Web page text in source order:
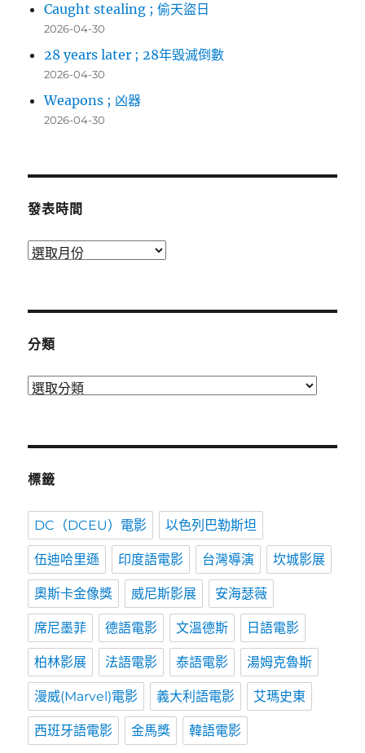
Caught stealing ; 偷天盜日
2026-04-30
28 years later ; 28年毀滅倒數
2026-04-30
Weapons ; 凶器
2026-04-30
發表時間
發
分類
分
標籤
DC（DCEU）電影 以色列巴勒斯坦
伍迪哈里遜 印度語電影 台灣導演 坎城影展
奧斯卡金像獎 威尼斯影展 安海瑟薇
席尼墨菲 德語電影 文溫德斯 日語電影
柏林影展 法語電影 泰語電影 湯姆克魯斯
漫威(Marvel)電影 義大利語電影 艾瑪史東
西班牙語電影 金馬獎 韓語電影